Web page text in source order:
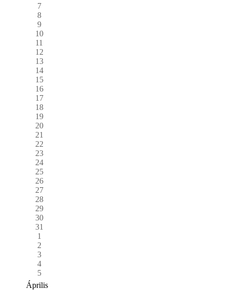
7
8
9
10
11
12
13
14
15
16
17
18
19
20
21
22
23
24
25
26
27
28
29
30
31
1
2
3
4
5
Április